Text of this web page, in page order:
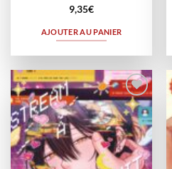
9,35€
AJOUTER AU PANIER
Ajouter
à la
wishlist